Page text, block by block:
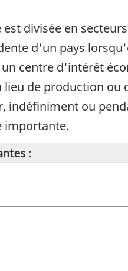
divisée en
d'un pays
centre d'intérêt
de production ou
indéfiniment ou
importante.
: